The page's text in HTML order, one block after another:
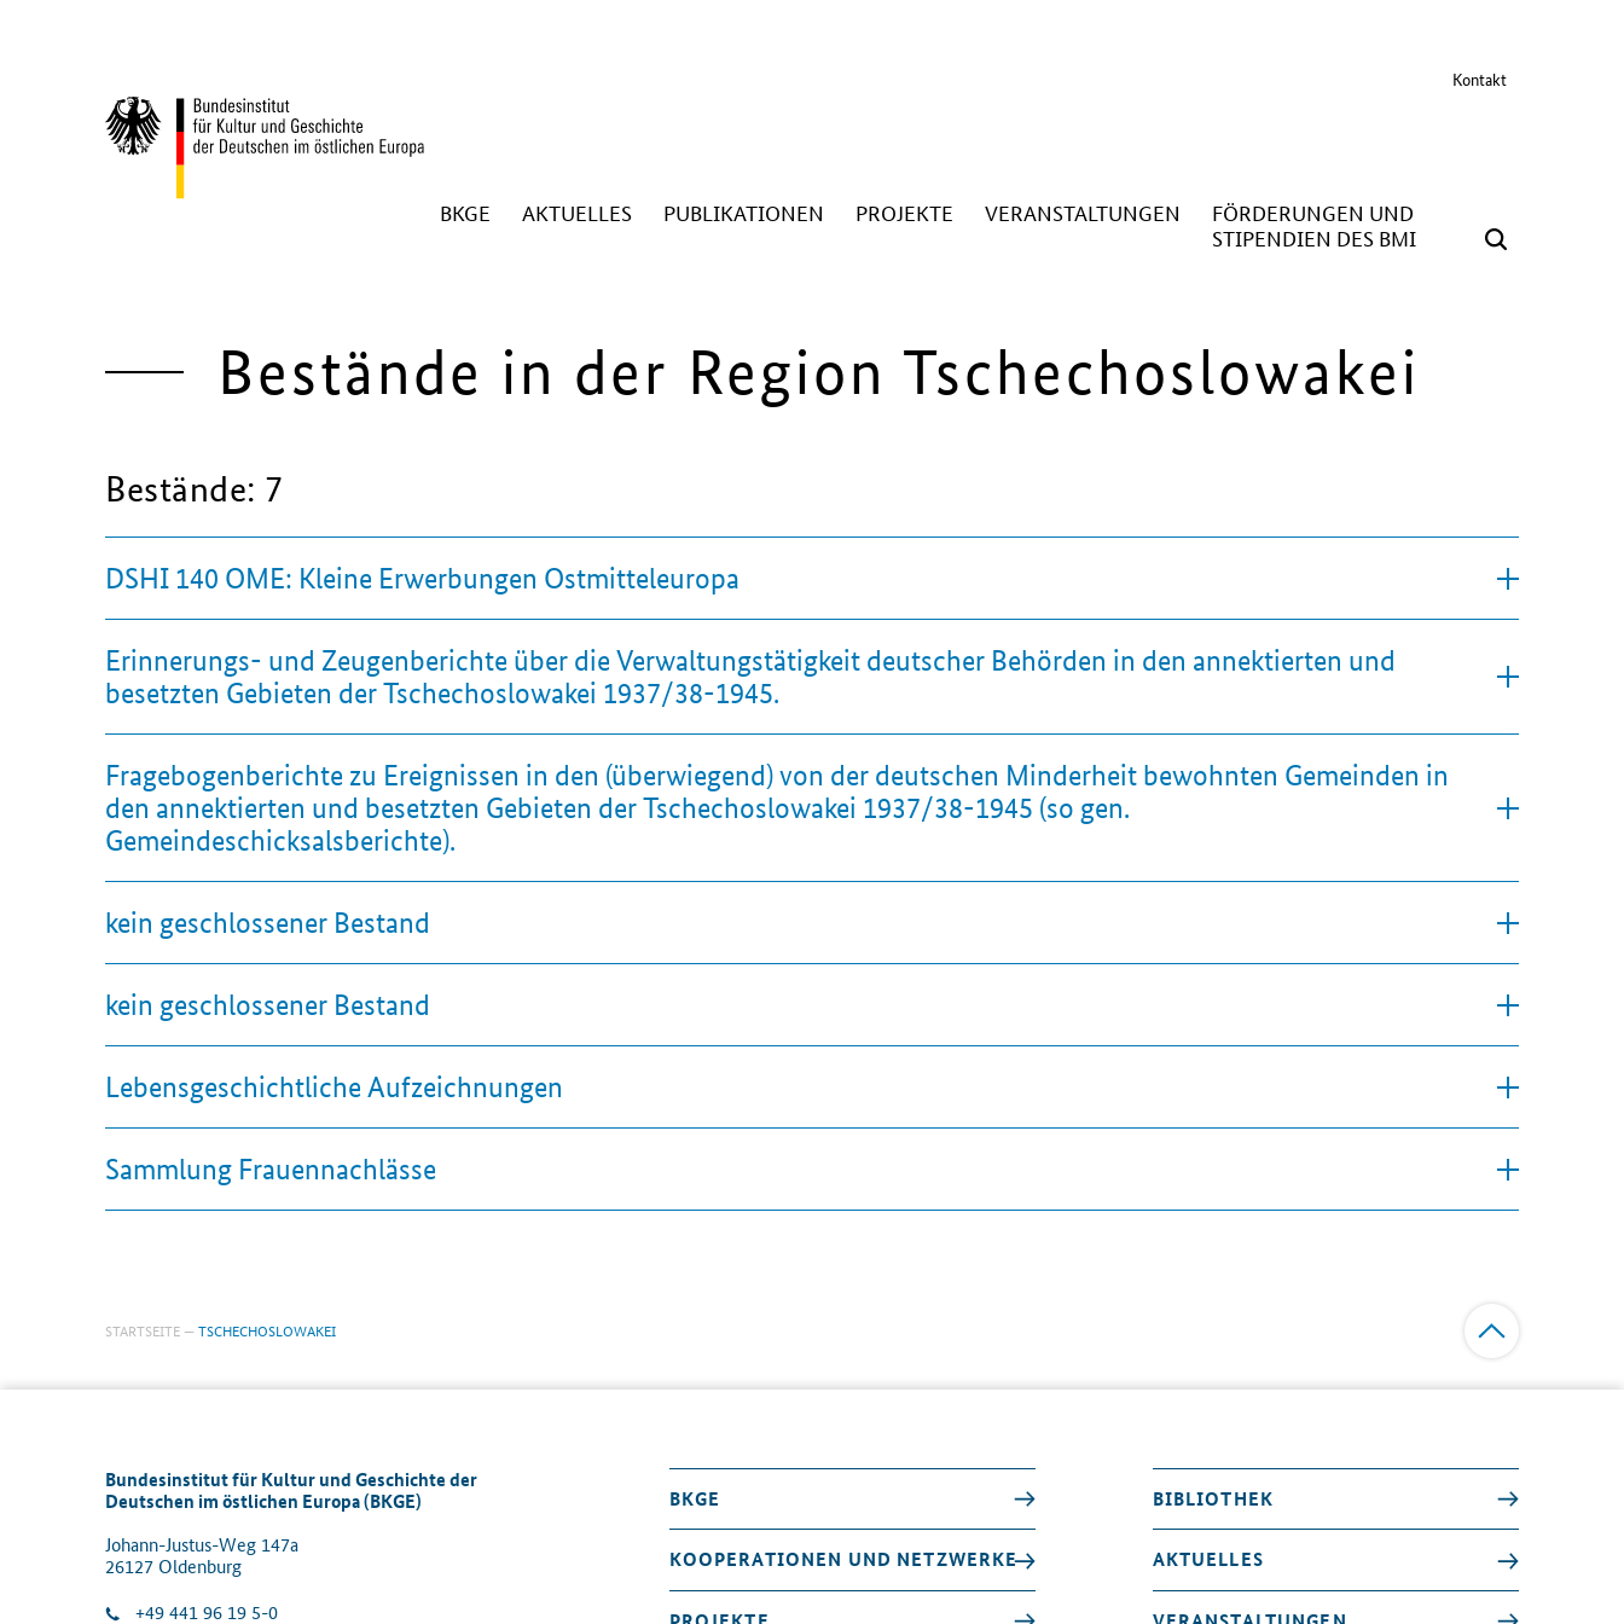
Kontakt
BKGE AKTUELLES PUBLIKATIONEN PROJEKTE VERANSTALTUNGEN
FÖRDERUNGEN UND
STIPENDIEN DES BMI
Bestände in der Region Tschechoslowakei
Bestände: 7
DSHI 140 OME: Kleine Erwerbungen Ostmitteleuropa
Erinnerungs- und Zeugenberichte über die Verwaltungstätigkeit deutscher Behörden in den annektierten und
besetzten Gebieten der Tschechoslowakei 1937/38-1945.
Fragebogenberichte zu Ereignissen in den (überwiegend) von der deutschen Minderheit bewohnten Gemeinden in
den annektierten und besetzten Gebieten der Tschechoslowakei 1937/38-1945 (so gen.
Gemeindeschicksalsberichte).
kein geschlossener Bestand
kein geschlossener Bestand
Lebensgeschichtliche Aufzeichnungen
Sammlung Frauennachlässe
STARTSEITE TSCHECHOSLOWAKEI
Bundesinstitut für Kultur und Geschichte der
Deutschen im östlichen Europa (BKGE)
Johann-Justus-Weg 147a
26127 Oldenburg
+49 441 96 19 5-0
BKGE
KOOPERATIONEN UND NETZWERKE
BIBLIOTHEK
AKTUELLES